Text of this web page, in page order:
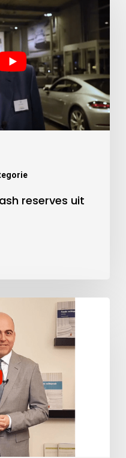
reserves uit